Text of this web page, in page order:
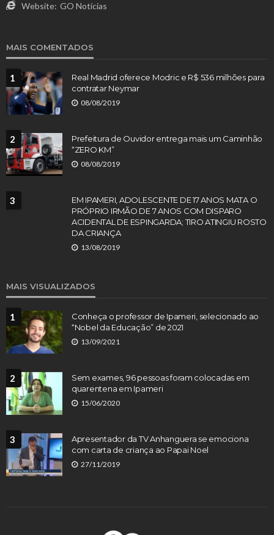
Website: GO Notícias
MAIS COMENTADOS
1
Real Madrid oferece Modric e R$ 536 milhões para
contratar Neymar
08/08/2019
2
Prefeitura de Ouvidor entrega mais um Caminhão
“ZERO KM”
08/08/2019
3
EM IPAMERI, ADOLESCENTE DE 17 ANOS MATA O
PRÓPRIO IRMÃO DE 7 ANOS COM DISPARO
ACIDENTAL DE ESPINGARDA; TIRO ATINGIU ROSTO
DA CRIANÇA
13/08/2019
MAIS VISUALIZADOS
1
Conheça o professor de Ipameri, selecionado ao
“Nobel da Educação” de 2021
13/09/2021
2
Sem exames, 96 pessoas foram colocadas em
quarentena em Ipameri
15/06/2020
3
Apresentador da TV Anhanguera se emociona
com carta de criança ao Papai Noel
27/11/2019